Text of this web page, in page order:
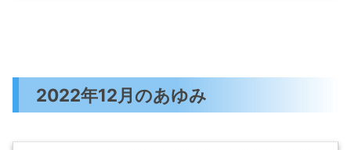
2022年12月のあゆみ